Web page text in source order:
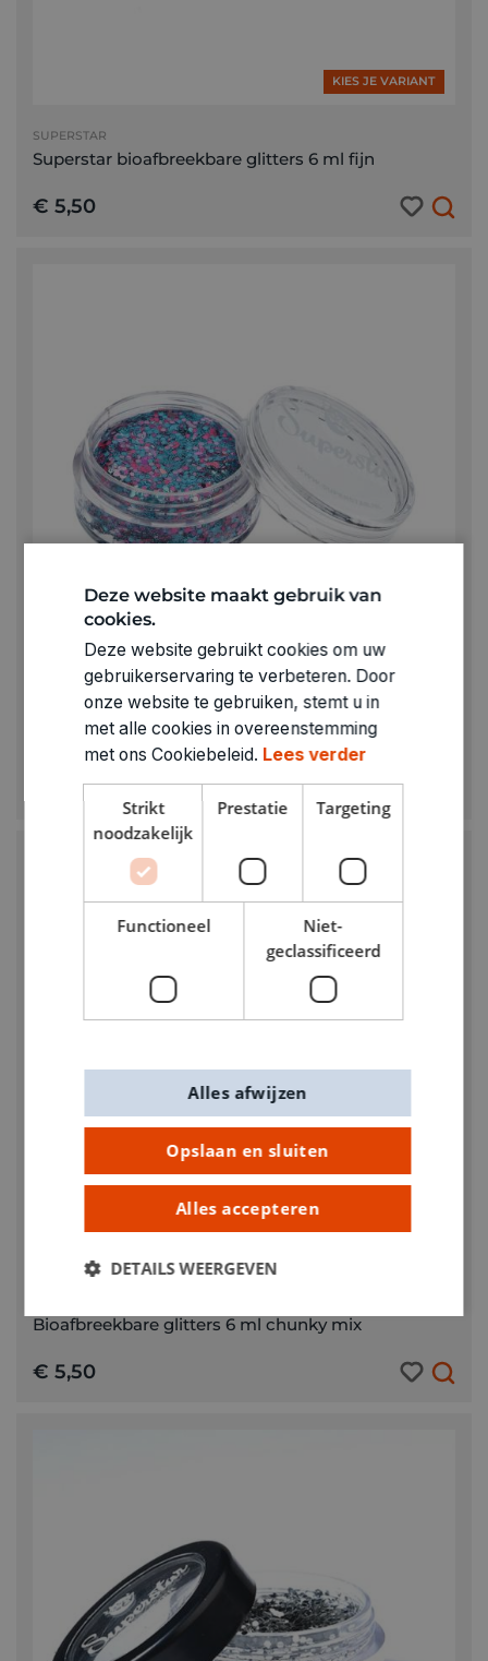
KIES JE VARIANT
SUPERSTAR
Superstar bioafbreekbare glitters 6 ml fijn
€ 5,50
Superstar chunky glittercream 10 g Festival spark
€ 5,50
Bioafbreekbare glitters 6 ml chunky mix
€ 5,50
Deze website maakt gebruik van
cookies.
Deze website gebruikt cookies om uw
gebruikerservaring te verbeteren. Door
onze website te gebruiken, stemt u in
met alle cookies in overeenstemming
met ons Cookiebeleid. Lees verder
Strikt
noodzakelijk
Prestatie Targeting
Functioneel
Niet-
geclassificeerd
Opslaan en sluiten
Alles accepteren
Alles afwijzen
DETAILS WEERGEVEN